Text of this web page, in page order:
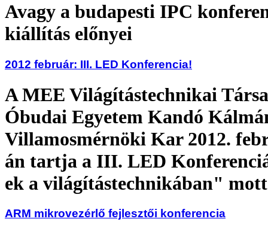
Avagy a budapesti IPC
kiállítás előnyei
2012 február: III. LED Konferencia!
A MEE Világítástechnikai
Óbudai Egyetem Kandó
Villamosmérnöki Kar 2012.
án tartja a III. LED
ek a világítástechnikában"
ARM mikrovezérlő fejlesztői konferencia